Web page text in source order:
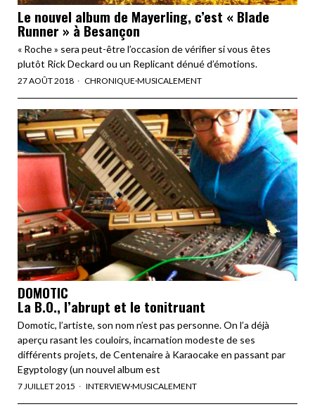
Le nouvel album de Mayerling, c’est « Blade
Runner » à Besançon
« Roche » sera peut-être l’occasion de vérifier si vous êtes
plutôt Rick Deckard ou un Replicant dénué d’émotions.
27 AOÛT 2018 CHRONIQUE·MUSICALEMENT
DOMOTIC
La B.O., l’abrupt et le tonitruant
Domotic, l’artiste, son nom n’est pas personne. On l’a déjà
aperçu rasant les couloirs, incarnation modeste de ses
différents projets, de Centenaire à Karaocake en passant par
Egyptology (un nouvel album est
7 JUILLET 2015 INTERVIEW·MUSICALEMENT